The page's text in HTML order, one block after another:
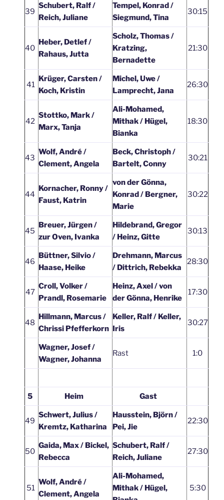
39
Schubert, Ralf /
Reich, Juliane
Tempel, Konrad /
Siegmund, Tina
30:15
40
Heber, Detlef /
Rahaus, Jutta
Scholz, Thomas /
Kratzing,
Bernadette
21:30
41
Krüger, Carsten /
Koch, Kristin
Michel, Uwe /
Lamprecht, Jana
26:30
42
Stottko, Mark /
Marx, Tanja
Ali-Mohamed,
Mithak / Hügel,
Bianka
18:30
43
Wolf, André /
Clement, Angela
Beck, Christoph /
Bartelt, Conny
30:21
44
Kornacher, Ronny /
Faust, Katrin
von der Gönna,
Konrad / Bergner,
Marie
30:22
45
Breuer, Jürgen /
zur Oven, Ivanka
Hildebrand, Gregor
/ Heinz, Gitte
30:13
46
Büttner, Silvio /
Haase, Heike
Drehmann, Marcus
/ Dittrich, Rebekka
28:30
47
Croll, Volker /
Prandl, Rosemarie
Heinz, Axel / von
der Gönna, Henrike
17:30
48
Hillmann, Marcus /
Chrissi Pfefferkorn
Keller, Ralf / Keller,
Iris
30:27
Wagner, Josef /
Wagner, Johanna
Rast 1:0
5 Heim Gast
49
Schwert, Julius /
Kremtz, Katharina
Hausstein, Björn /
Pei, Jie
22:30
50
Gaida, Max / Bickel,
Rebecca
Schubert, Ralf /
Reich, Juliane
27:30
51
Wolf, André /
Clement, Angela
Ali-Mohamed,
Mithak / Hügel,
5:30